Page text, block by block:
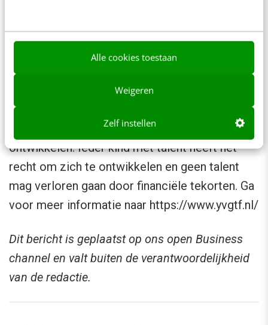
Alle cookies toestaan
Weigeren
Zelf instellen
Over Yvonne van Gennip Fonds
Het Yvonne van Gennip Talent Fonds steunt
jonge sporttalenten die zich door een gebrek
aan financiële middelen niet optimaal kunnen
ontwikkelen. Ieder kind met talent heeft het
recht om zich te ontwikkelen en geen talent
mag verloren gaan door financiële tekorten. Ga
voor meer informatie naar https://www.yvgtf.nl/
Dit bericht is geplaatst op ons open Business
channel en valt buiten de verantwoordelijkheid
van de redactie.